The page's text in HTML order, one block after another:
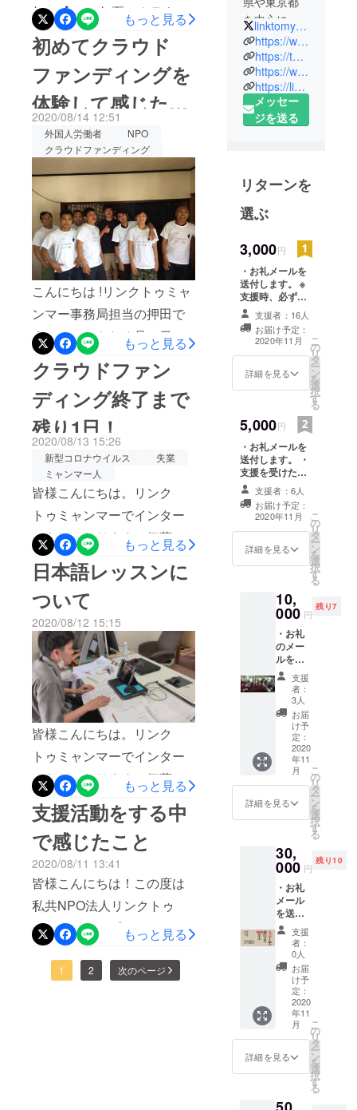
年）【2020年夏、クラウド
ファンディング終了】2020
年に新型コロナウイルスと
いうこれまで人類が出会っ
たことのないウイルスの脅
威により、日本の外国人の
生活が困窮する事態が発生
しました。世界中で、新型
コロナウイルスによって経
済が停滞した場所で、人々
は仕事を失ったり、生活が
貧しくなる状況が出てきま
した。2020年3月頃から、
NPOリンクトゥミャンマー
には、これまでよりも労働
問題として深刻な案件の相
談が寄せられてきていまし
た。雇い止め、雇い止め時
の退職届に「自己都合退
職」と書かせる派遣会社、
勤務先の居酒屋で店長がク
ビになり、管理者がいない
中での外国人アルバイトス
タッフの困惑、休業手当の
申請、などなど。正直、人
材・資金不足にあえいでい
ました。一方で、こうした
新型コロナウイルスにより
失業した人々がいるのは、
日本だけのことではありま
せん。海外でも同様のこと
が起こっています。ですか
ら、こうも思っていまし
た。「日本に住む日本人も
困っている人が多いし、海
外に住む日本人で仕事を
失った人もいるし、クラウ
ドファンディングで在日外
国人の支援を求めても、共
感を得られるかどう
か……」このクラウドファ
ンディングは、事務局の押
田さんや、他スタッフ・ボ
ランティアが、やってみた
もっと見る
初めてクラウド
ファンディングを
体験して感じたこ
と
2020/08/14 12:51
外国人労働者
NPO
クラウドファンディング
こんにちは !リンクトゥミャ
ンマー事務局担当の押田で
す。とてつもなく暑い日々
が続いておりますが、いか
がお過ごしでしょうか。今
日は、今回のクラウドファ
ンディング期間に感じたこ
とをいくつか紹介したいと
思います。①外国人は「雇
用の調整弁」という日本の
現状一つ目に紹介するの
が、新型コロナの脅威で
す。世界中で多くの死者を
生み出している新型コロナ
ウイルスですが、インフル
エンザやエボラなどの殺傷
性の強い疫病とは違い、身
体の影響というよりも、経
済的な影響が大きいように
感じます。感染が拡大して
以降、新型コロナの影響で
日本のみならず世界中で失
業者が急増しているという
旨のニュースが報道されて
います。ですが、メディア
で見る情報ではいまいち実
感がわかないというか、自
分の生活圏内に影響がな
かったので変化を感じるこ
とができませんでした。し
かし、今回のクラウドファ
ンディングをきっかけに、
もっと見る
クラウドファン
ディング終了まで
残り1日！
2020/08/13 15:26
新型コロナウイルス
失業
ミャンマー人
皆様こんにちは。リンク
トゥミャンマーでインター
ンをしております、伊藤洸
太と申します。突然です
が、皆様は最近コンビニや
ファミレスには行かれまし
たか。私がよく訪れていた
ファミレスには多くの在日
外国人の方々が働いていま
した。そのため、彼らの顔
をいつの間にか覚えてしま
い、店に行く度に、あぁま
たいるな～頑張ってるな、
とぼんやりと思っていまし
た。しかし、そのファミレ
スも新型コロナウイルスの
影響でしばらく休業とな
り、私も半年前からその店
には行っていません。
「いったい彼らはどうなっ
たのだろうか」とぼんやり
考えはしますが、彼らと関
わりなく、赤の他人である
もっと見る
日本語レッスンに
ついて
2020/08/12 15:15
皆様こんにちは。リンク
トゥミャンマーでインター
ンをしております、伊藤洸
太です。今回は、リンク
トゥミャンマーが行ってい
る支援活動の１つである日
本語レッスンについて紹介
させて頂きます。現在私が
オンラインで日本語を教え
ている在日ミャンマー人の
女性は、日本語をほとんど
話すことができません。こ
もっと見る
支援活動をする中
で感じたこと
2020/08/11 13:41
皆様こんにちは！この度は
私共NPO法人リンクトゥ
ミャンマーのプロジェクト
ページをご覧いただきあり
がとうございます。リンク
もっと見る
1 2 次のページ
を中心に
①在日ミャ
ンマー人定
住支援
②文化交流
③国際協力
活動
一緒に活動
していただ
ける会員及
ティア募集
中！日本人
とミャン
マー人が協
力して運営
している特
定非営利活
動法人で
す。
linktomyanmar
https://www.npoltm.org/
https://twitter.com/linktomyanmar
https://www.facebook.com/LinkToMyanmar/
https://lin.ee/kErlrHY
メッセー
ジを送る
リターンを
選ぶ
3,000円
・お礼メールを
送付します。 ※
支援時、必ず備
考欄にご希望の
お名前をご記入
ください。
支援者：16人
お届け予定：
2020年11月
詳細を見る
こ
の
リ
タ
ー
ン
を
選
択
す
る
5,000円
・お礼メールを
送付します。 ・
支援を受けた
ミャンマー人か
らのお礼メッ
セージレターを
送付します。 ※
支援時、必ず備
考欄にご希望の
支援者：6人
お届け予定：
2020年11月
詳細を見る
こ
の
リ
タ
ー
ン
を
選
択
す
る
10,
000 円
残り7
・お礼
のメー
ルを送
付しま
す。 ・
支援を
受けた
ミャン
マー人
からの
お礼
メッ
セージ
レター
を送付
リンク
トゥ
ミャン
マーの
イベン
ト一回
無料ご
招待し
ます。
（開催
日：
2020年
12月
頃 場
所：横
浜市近
郊 往
担 チ
支援
者：
3人
お届
け予
定：
2020
年11
月
詳細を見る
こ
の
リ
タ
ー
ン
を
選
択
す
る
30,
000 円
残り10
・お礼
メール
を送付
しま
す。 ・
支援を
受けた
ミャン
マー人
からの
お礼
メッ
セージ
レター
を送付
リンク
支援
者：
0人
お届
け予
定：
2020
年11
月
詳細を見る
こ
の
リ
タ
ー
ン
を
選
択
す
る